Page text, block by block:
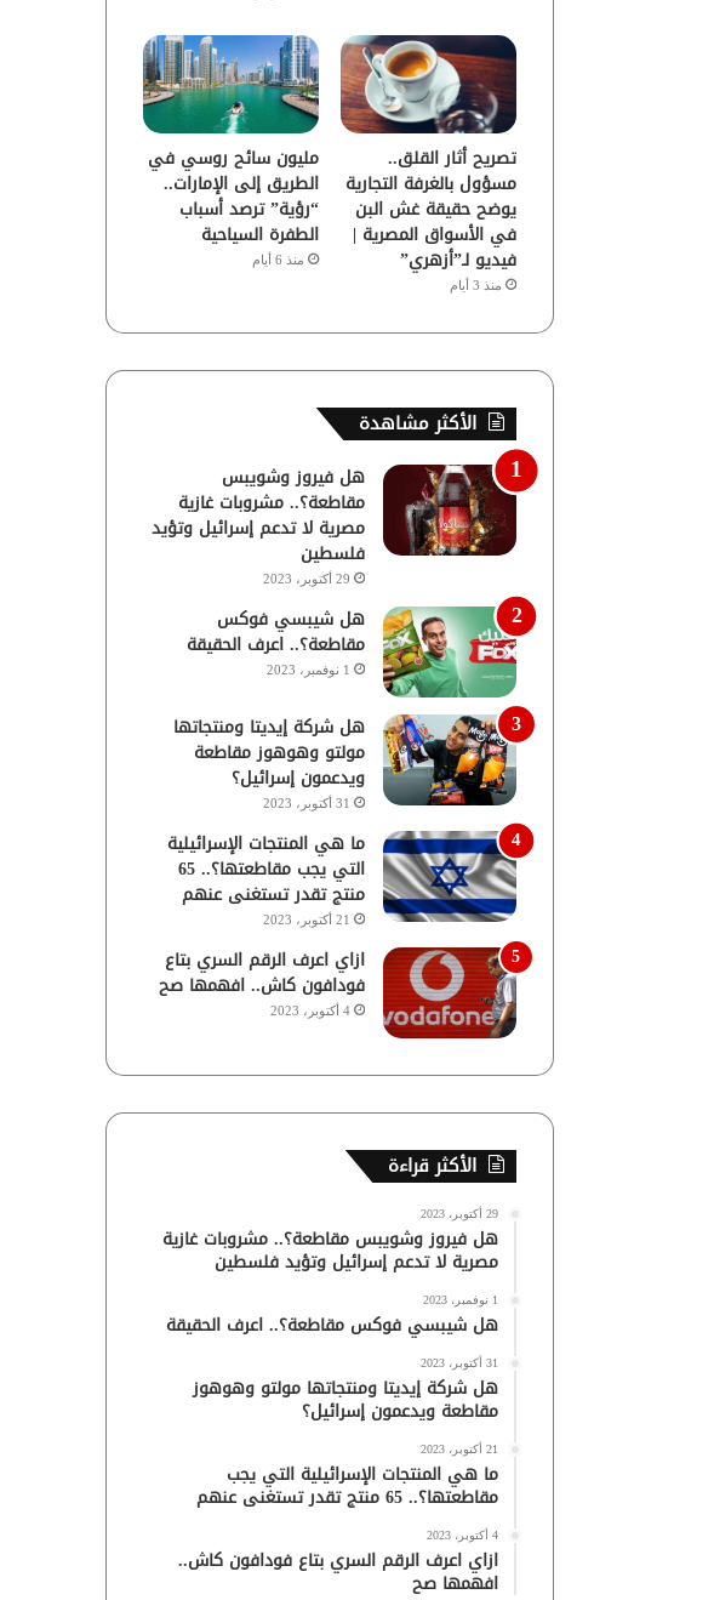
تصريح أثار القلق..
مسؤول بالغرفة التجارية
يوضح حقيقة غش البن
في الأسواق المصرية |
فيديو لـ”أزهري”
منذ 3 أيام
مليون سائح روسي في
الطريق إلى الإمارات..
“رؤية” ترصد أسباب
الطفرة السياحية
منذ 6 أيام
الأكثر مشاهدة
هل فيروز وشويبس
مقاطعة؟.. مشروبات غازية
مصرية لا تدعم إسرائيل وتؤيد
فلسطين
29 أكتوبر، 2023
هل شيبسي فوكس
مقاطعة؟.. اعرف الحقيقة
1 نوفمبر، 2023
هل شركة إيديتا ومنتجاتها
مولتو وهوهوز مقاطعة
ويدعمون إسرائيل؟
31 أكتوبر، 2023
ما هي المنتجات الإسرائيلية
التي يجب مقاطعتها؟.. 65
منتج تقدر تستغنى عنهم
21 أكتوبر، 2023
ازاي اعرف الرقم السري بتاع
فودافون كاش.. افهمها صح
4 أكتوبر، 2023
الأكثر قراءة
29 أكتوبر، 2023
هل فيروز وشويبس مقاطعة؟.. مشروبات غازية
مصرية لا تدعم إسرائيل وتؤيد فلسطين
1 نوفمبر، 2023
هل شيبسي فوكس مقاطعة؟.. اعرف الحقيقة
31 أكتوبر، 2023
هل شركة إيديتا ومنتجاتها مولتو وهوهوز
مقاطعة ويدعمون إسرائيل؟
21 أكتوبر، 2023
ما هي المنتجات الإسرائيلية التي يجب
مقاطعتها؟.. 65 منتج تقدر تستغنى عنهم
4 أكتوبر، 2023
ازاي اعرف الرقم السري بتاع فودافون كاش..
افهمها صح